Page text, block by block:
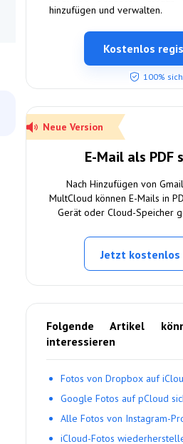
hinzufügen und verwalten.
Kostenlos
100%
Neue Version
E-Mail als PDF
Nach Hinzufügen von
MultCloud können E-Mails in
Gerät oder Cloud-Speicher
Jetzt
Folgende Artikel
interessieren
Fotos von Dropbox auf
Google Fotos auf pCloud
Alle Fotos von Instagram-
iCloud-Fotos